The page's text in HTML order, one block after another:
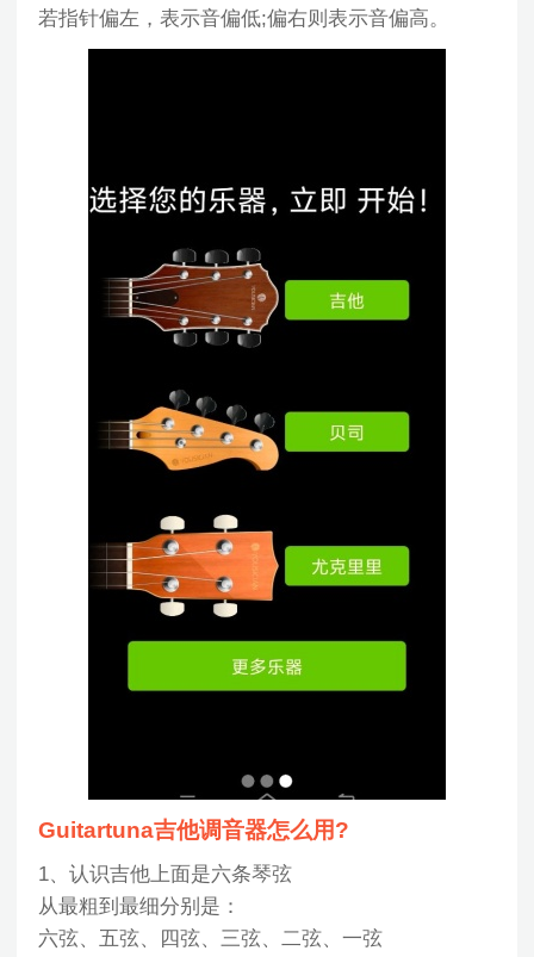
若指针偏左，表示音偏低;偏右则表示音偏高。
Guitartuna吉他调音器怎么用?
1、认识吉他上面是六条琴弦
从最粗到最细分别是：
六弦、五弦、四弦、三弦、二弦、一弦